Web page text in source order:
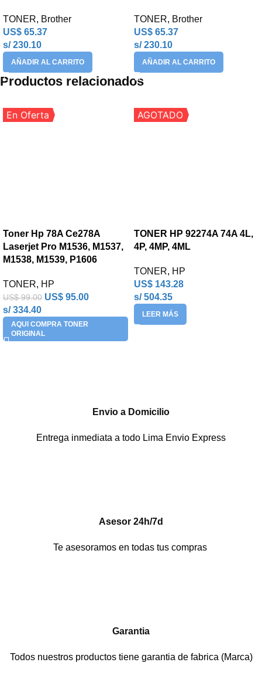
TONER, Brother
US$ 65.37
s/ 230.10
AÑADIR AL CARRITO
TONER, Brother
US$ 65.37
s/ 230.10
AÑADIR AL CARRITO
Productos relacionados
En Oferta
Toner Hp 78A Ce278A
Laserjet Pro M1536, M1537,
M1538, M1539, P1606
TONER, HP
US$99.00 US$ 95.00
s/ 334.40
AQUI COMPRA TONER
ORIGINAL
AGOTADO
TONER HP 92274A 74A 4L,
4P, 4MP, 4ML
TONER, HP
US$ 143.28
s/ 504.35
LEER MÁS
Envio a Domicilio
Entrega inmediata a todo Lima Envio Express
Asesor 24h/7d
Te asesoramos en todas tus compras
Garantia
Todos nuestros productos tiene garantia de fabrica (Marca)